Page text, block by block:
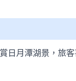
日月潭湖景，旅